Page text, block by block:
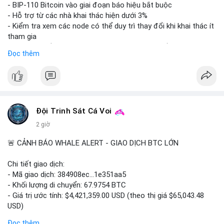
Lời khuyên: Nhà đầu tư nhỏ lẻ nên thận trọng quan sát biến
động thanh khoản trong 24-48 giờ tới. Tránh hành động theo
cảm xúc, hãy chờ xác nhận điểm đến của số BTC này trước khi
điều chỉnh vị thế.
#556btc #36trusd
- BIP-110 Bitcoin vào giai đoạn báo hiệu bắt buộc
- Hỗ trợ từ các nhà khai thác hiện dưới 3%
- Kiểm tra xem các node có thể duy trì thay đổi khi khai thác ít
tham gia
📰 Nguồn: Cointelegraph
Đọc thêm
Đội Trinh Sát Cá Voi
2 giờ
🚨 CẢNH BÁO WHALE ALERT - GIAO DỊCH BTC LỚN
Chi tiết giao dịch:
- Mã giao dịch: 384908ec...1e351aa5
- Khối lượng di chuyển: 67.9754 BTC
- Giá trị ước tính: $4,421,359.00 USD (theo thị giá $65,043.48
USD)